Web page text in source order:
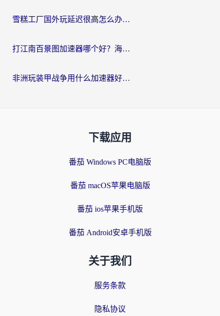
雪糕工厂国外玩延迟很高怎么办？海外玩家国服游戏加速终极攻略（附实测推荐）
打江南百景图加速器哪个好？海外党踩坑N次后，终于找到不卡的秘诀
非洲玩装甲战争用什么加速器好？海外党亲测有效的国服游戏加速方案
下载应用
番茄 Windows PC电脑版
番茄 macOS苹果电脑版
番茄 ios苹果手机版
番茄 Android安卓手机版
关于我们
服务条款
隐私协议